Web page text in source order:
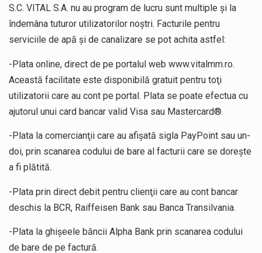
S.C. VITAL S.A. nu au program de lucru sunt multiple și la
îndemâna tuturor utilizatorilor noștri. Facturile pentru
serviciile de apă și de canalizare se pot achita astfel:
-Plata online, direct de pe portalul web www.vitalmm.ro.
Această facilitate este disponibilă gratuit pentru toţi
utilizatorii care au cont pe portal. Plata se poate efectua cu
ajutorul unui card bancar valid Visa sau Mastercard®.
-Plata la comercianţii care au afişată sigla PayPoint sau un-
doi, prin scanarea codului de bare al facturii care se doreşte
a fi plătită.
-Plata prin direct debit pentru clienţii care au cont bancar
deschis la BCR, Raiffeisen Bank sau Banca Transilvania.
-Plata la ghişeele băncii Alpha Bank prin scanarea codului
de bare de pe factură.